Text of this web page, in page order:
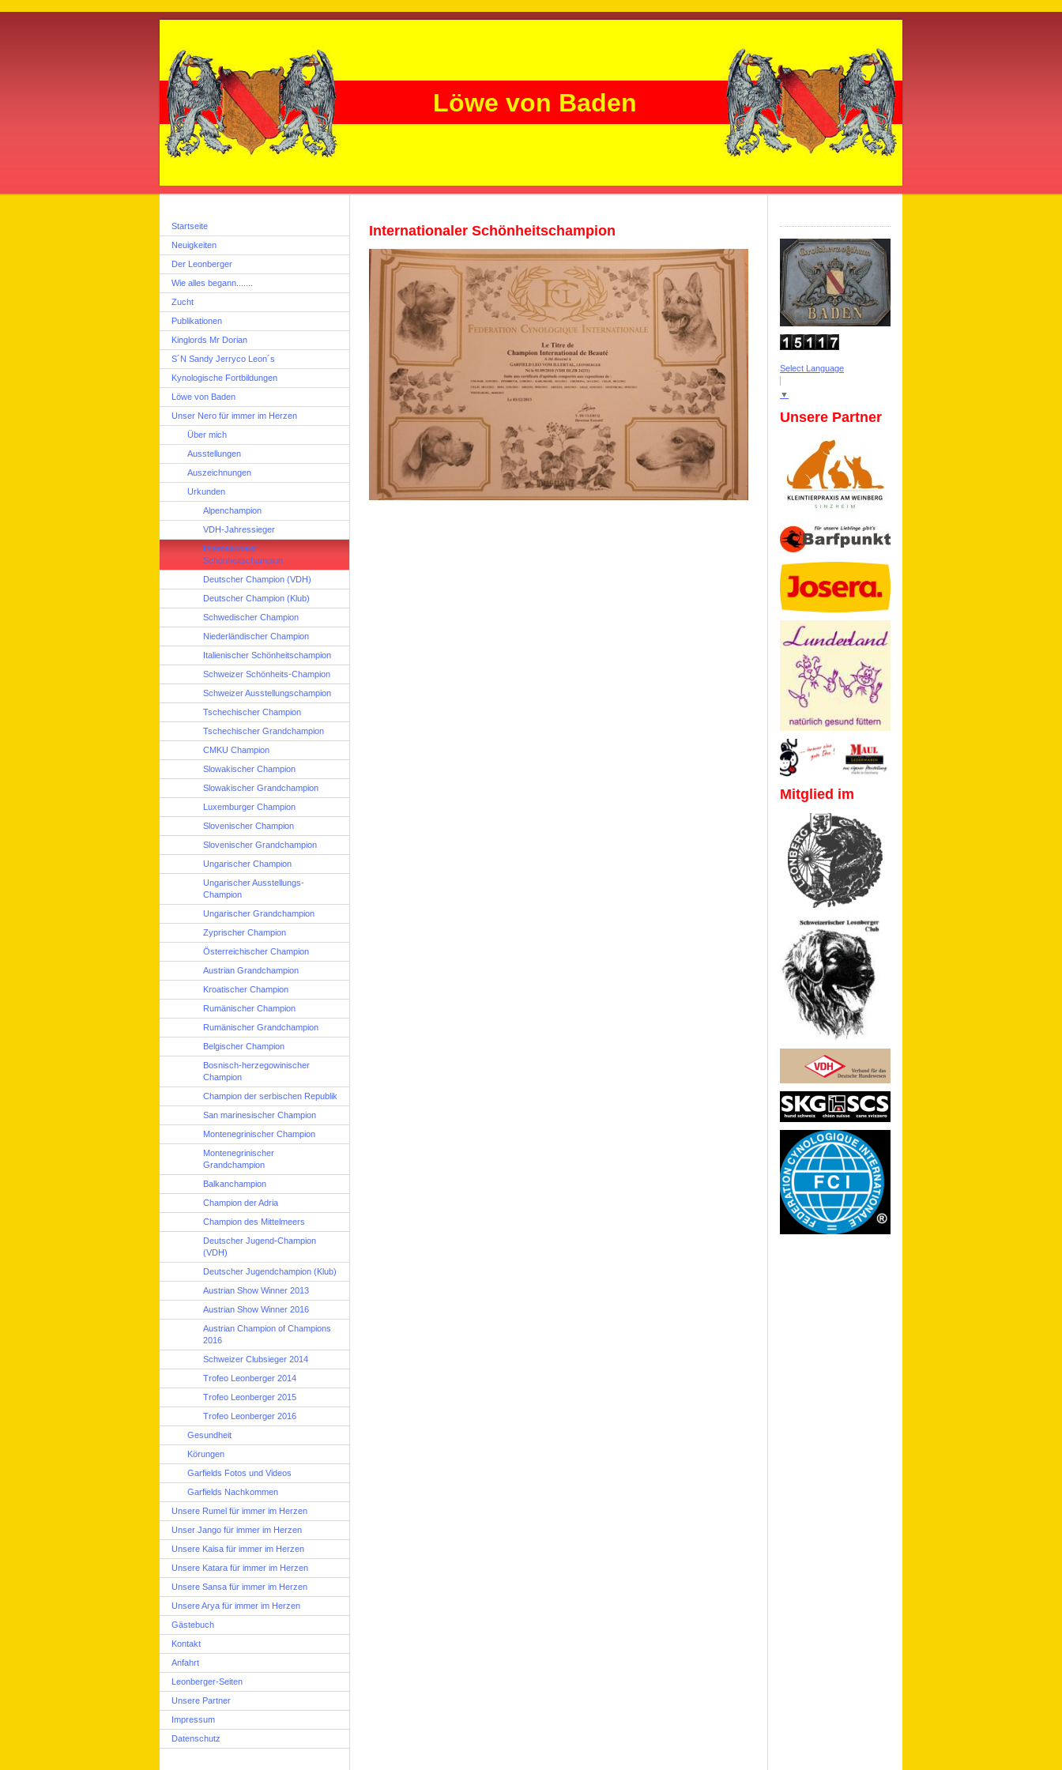
Löwe von Baden
Startseite
Neuigkeiten
Der Leonberger
Wie alles begann.......
Zucht
Publikationen
Kinglords Mr Dorian
S´N Sandy Jerryco Leon´s
Kynologische Fortbildungen
Löwe von Baden
Unser Nero für immer im Herzen
Über mich
Ausstellungen
Auszeichnungen
Urkunden
Alpenchampion
VDH-Jahressieger
Internationaler
Schönheitschampion
Deutscher Champion (VDH)
Deutscher Champion (Klub)
Schwedischer Champion
Niederländischer Champion
Italienischer Schönheitschampion
Schweizer Schönheits-Champion
Schweizer Ausstellungschampion
Tschechischer Champion
Tschechischer Grandchampion
CMKU Champion
Slowakischer Champion
Slowakischer Grandchampion
Luxemburger Champion
Slovenischer Champion
Slovenischer Grandchampion
Ungarischer Champion
Ungarischer Ausstellungs-
Champion
Ungarischer Grandchampion
Zyprischer Champion
Österreichischer Champion
Austrian Grandchampion
Kroatischer Champion
Rumänischer Champion
Rumänischer Grandchampion
Belgischer Champion
Bosnisch-herzegowinischer
Champion
Champion der serbischen Republik
San marinesischer Champion
Montenegrinischer Champion
Montenegrinischer
Grandchampion
Balkanchampion
Champion der Adria
Champion des Mittelmeers
Deutscher Jugend-Champion
(VDH)
Deutscher Jugendchampion (Klub)
Austrian Show Winner 2013
Austrian Show Winner 2016
Austrian Champion of Champions
2016
Schweizer Clubsieger 2014
Trofeo Leonberger 2014
Trofeo Leonberger 2015
Trofeo Leonberger 2016
Gesundheit
Körungen
Garfields Fotos und Videos
Garfields Nachkommen
Unsere Rumel für immer im Herzen
Unser Jango für immer im Herzen
Unsere Kaisa für immer im Herzen
Unsere Katara für immer im Herzen
Unsere Sansa für immer im Herzen
Unsere Arya für immer im Herzen
Gästebuch
Kontakt
Anfahrt
Leonberger-Seiten
Unsere Partner
Impressum
Datenschutz
Internationaler Schönheitschampion
Select Language
▼
Unsere Partner
Mitglied im